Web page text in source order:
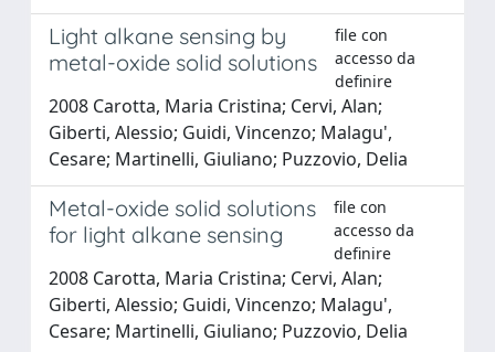
Light alkane sensing by
metal-oxide solid solutions
file con
accesso da
definire
2008 Carotta, Maria Cristina; Cervi, Alan;
Giberti, Alessio; Guidi, Vincenzo; Malagu',
Cesare; Martinelli, Giuliano; Puzzovio, Delia
Metal-oxide solid solutions
for light alkane sensing
file con
accesso da
definire
2008 Carotta, Maria Cristina; Cervi, Alan;
Giberti, Alessio; Guidi, Vincenzo; Malagu',
Cesare; Martinelli, Giuliano; Puzzovio, Delia